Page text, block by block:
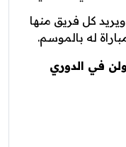
كل فريق منها
له بالموسم.
في الدوري